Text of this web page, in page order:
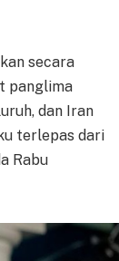
secara
panglima
dan Iran
terlepas dari
Rabu